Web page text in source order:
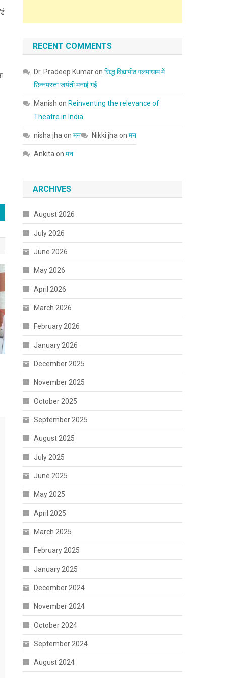
RECENT COMMENTS
Dr. Pradeep Kumaronसिद्ध विद्यापीठ गलमाधाम में
छिन्नमस्ता जयंती मनाई गई
Manish on Reinventing the relevance of
Theatre in India.
nisha jha onमन Nikki jha onमन
Ankita onमन
ARCHIVES
August 2026
July 2026
June 2026
May 2026
April 2026
March 2026
February 2026
January 2026
December 2025
November 2025
October 2025
September 2025
August 2025
July 2025
June 2025
May 2025
April 2025
March 2025
February 2025
January 2025
December 2024
November 2024
October 2024
September 2024
August 2024